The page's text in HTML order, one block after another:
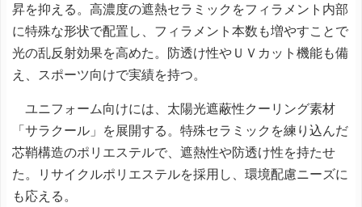
昇を抑える。高濃度の遮熱セラミックをフィラメント内部
に特殊な形状で配置し、フィラメント本数も増やすことで
光の乱反射効果を高めた。防透け性やＵＶカット機能も備
え、スポーツ向けで実績を持つ。
ユニフォーム向けには、太陽光遮蔽性クーリング素材
「サラクール」を展開する。特殊セラミックを練り込んだ
芯鞘構造のポリエステルで、遮熱性や防透け性を持たせ
た。リサイクルポリエステルを採用し、環境配慮ニーズに
も応える。